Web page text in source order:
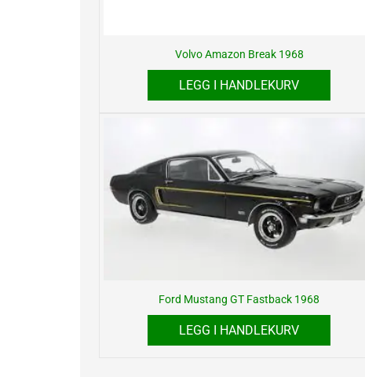
Volvo Amazon Break 1968
LEGG I HANDLEKURV
Ford Mustang GT Fastback 1968
LEGG I HANDLEKURV